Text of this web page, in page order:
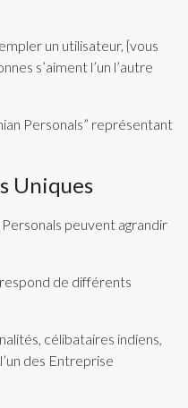
un utilisateur, {vous
s’aiment l’un l’autre
Personals” représentant
Uniques
peuvent agrandir
de différents
célibataires indiens,
des Entreprise